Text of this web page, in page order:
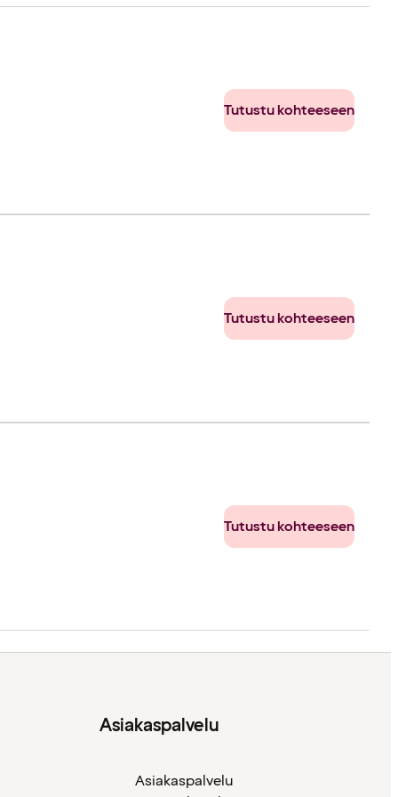
Tutustu kohteeseen
Tutustu kohteeseen
Tutustu kohteeseen
Asiakaspalvelu
Asiakaspalvelu